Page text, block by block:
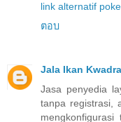
link alternatif
ตอบ
Jala Ikan
Jasa penyedia
tanpa registrasi,